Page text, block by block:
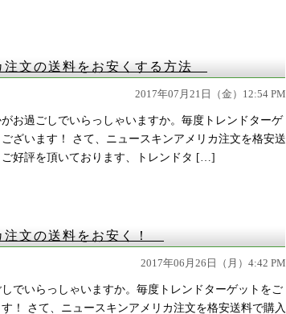
注文の送料をお安くする方法
2017年07月21日（金）12:54 PM
お過ごしでいらっしゃいますか。毎度トレンドターゲ
ざいます！ さて、ニュースキンアメリカ注文を格安送
好評を頂いております、トレンドタ […]
注文の送料をお安く！
2017年06月26日（月）4:42 PM
でいらっしゃいますか。毎度トレンドターゲットをご
！ さて、ニュースキンアメリカ注文を格安送料で購入